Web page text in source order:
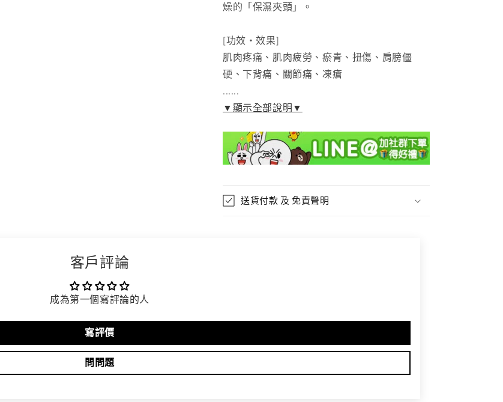
燥的「保濕夾頭」。
[功效・效果]
肌肉疼痛、肌肉疲勞、瘀青、扭傷、肩膀僵
硬、下背痛、關節痛、凍瘡
......
▼顯示全部說明▼
送貨付款 及 免責聲明
客戶評論
成為第一個寫評論的人
寫評價
問問題